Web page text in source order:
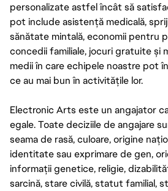
personalizate astfel încât să
pot include asistență medicală,
sănătate mintală, economii pentru
concedii familiale, jocuri gratuite și
medii în care echipele noastre pot
ce au mai bun în activitățile lor.
Electronic Arts este un angajator
egale. Toate deciziile de angajare
seama de rasă, culoare, origine
identitate sau exprimare de gen,
informații genetice, religie,
sarcină, stare civilă, statut familial,